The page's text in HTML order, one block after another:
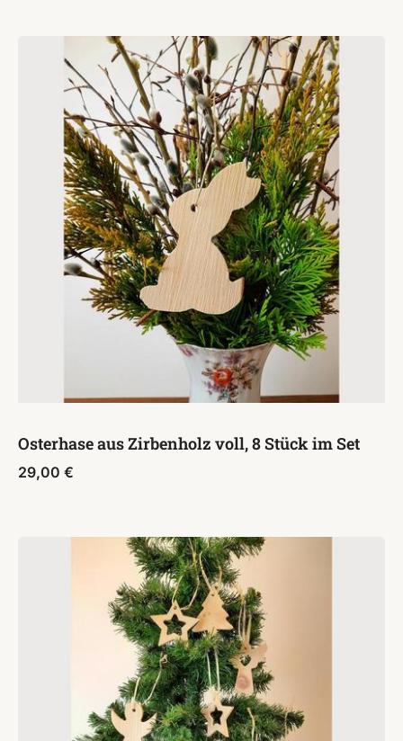
Osterhase aus Zirbenholz voll, 8 Stück im Set
29,00 €